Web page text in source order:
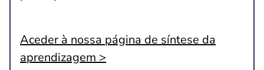
Aceder à nossa página de síntese da
aprendizagem >